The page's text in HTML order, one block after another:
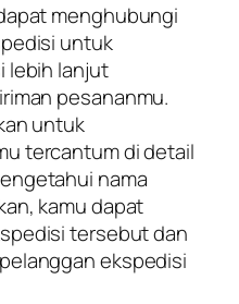
menghubungi
untuk
lebih lanjut
pesananmu.
untuk
tercantum di detail
nama
kamu dapat
tersebut dan
ekspedisi